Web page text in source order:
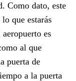
Como dato, este
que estarás
es
al que
puerta de
a la puerta